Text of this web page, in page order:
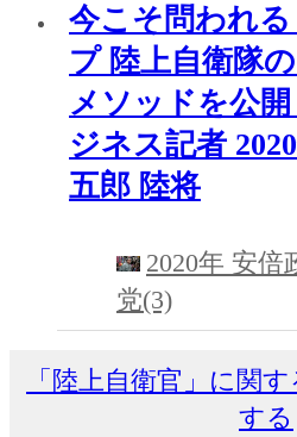
今こそ問われ
プ 陸上自衛隊
メソッドを公
ジネス記者
五郎 陸将
2020年 安倍
党(3)
「陸上自衛官」に関
する